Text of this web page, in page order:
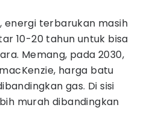
energi terbarukan masih
10-20 tahun untuk bisa
Memang, pada 2030,
harga batu
gas. Di sisi
murah dibandingkan